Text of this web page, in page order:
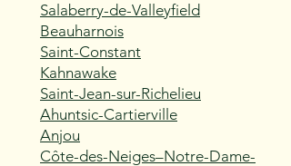
Salaberry-de-Valleyfield
Beauharnois
Saint-Constant
Kahnawake
Saint-Jean-sur-Richelieu
Ahuntsic-Cartierville
Anjou
Côte-des-Neiges–Notre-Dame-